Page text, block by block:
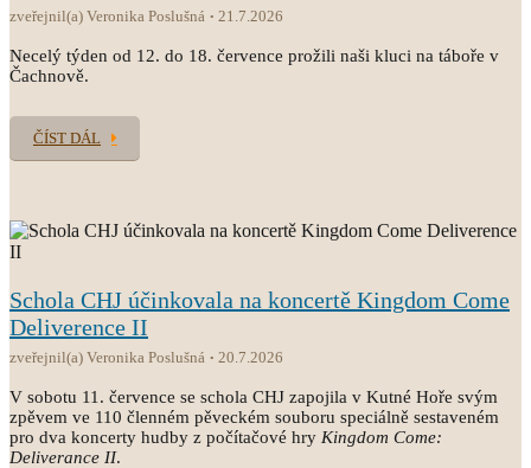
zveřejnil(a) Veronika Poslušná 21.7.2026
Necelý týden od 12. do 18. července prožili naši kluci na táboře v
Čachnově.
ČÍST DÁL
Schola CHJ účinkovala na koncertě Kingdom Come
Deliverence II
zveřejnil(a) Veronika Poslušná 20.7.2026
V sobotu 11. července se schola CHJ zapojila v Kutné Hoře svým
zpěvem ve 110 členném pěveckém souboru speciálně sestaveném
pro dva koncerty hudby z počítačové hry Kingdom Come:
Deliverance II.